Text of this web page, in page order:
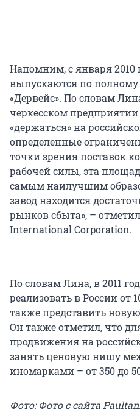
Напомним, с января 2010
выпускаются по полному
«Дервейс». По словам
черкесском предприятии
«держаться» на
определенные
точки зрения поставок
рабочей силы, эта
самым наилучшим
завод находится
рынков сбыта», –
International Corporation.
По словам Лина, в 2011
реализовать в России от
также представить
Он также отметил, что
продвижения на
занять ценовую нишу
иномарками – от 350 до
Фото: Фото с сайта